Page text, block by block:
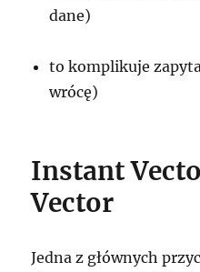
dane)
to komplikuje
wrócę)
Instant
Vector
Jedna z głównych